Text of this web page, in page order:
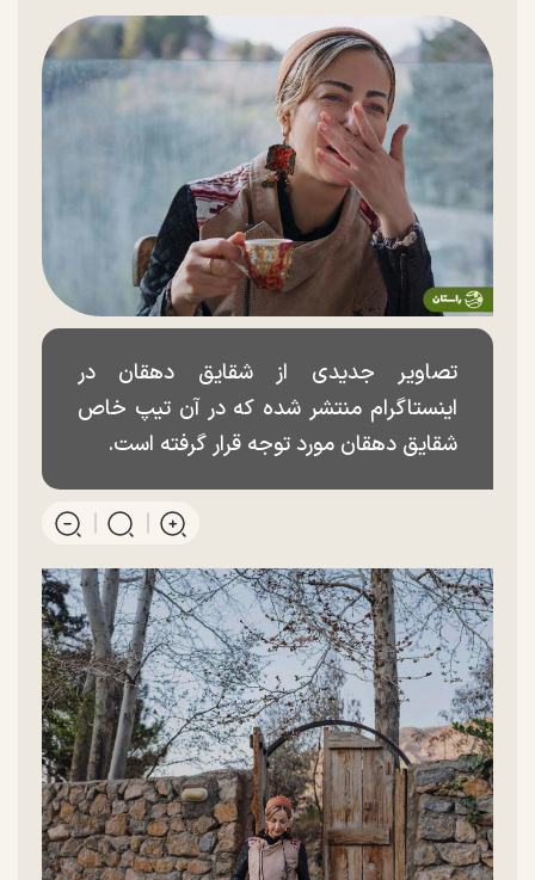
تصاویر جدیدی از شقایق دهقان در
اینستاگرام منتشر شده که در آن تیپ خاص
شقایق دهقان مورد توجه قرار گرفته است.